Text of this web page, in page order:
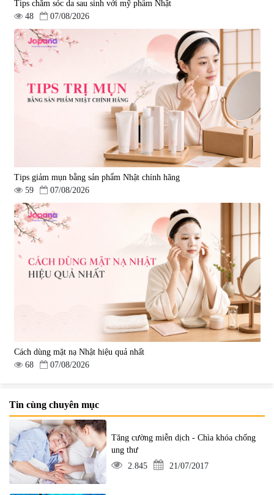
Tips chăm sóc da sau sinh với mỹ phẩm Nhật
48
07/08/2026
Tips giảm mụn bằng sản phẩm Nhật chính hãng
59
07/08/2026
Cách dùng mặt nạ Nhật hiệu quả nhất
68
07/08/2026
Tin cùng chuyên mục
Tăng cường miễn dịch - Chìa khóa chống
ung thư
2.845
21/07/2017